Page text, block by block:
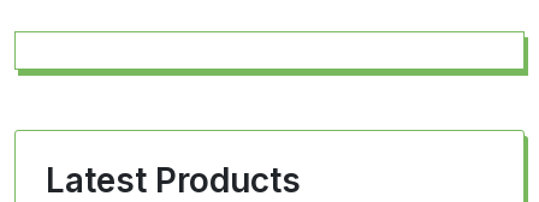
Latest Products